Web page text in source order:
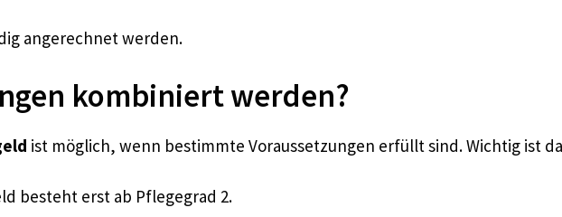
angerechnet werden.
kombiniert werden?
ist möglich, wenn bestimmte Voraussetzungen erfüllt sind. Wichtig ist
besteht erst ab Pflegegrad 2.